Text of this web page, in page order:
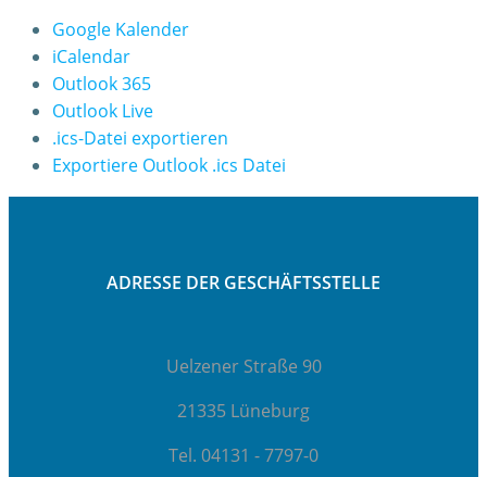
Google Kalender
iCalendar
Outlook 365
Outlook Live
.ics-Datei exportieren
Exportiere Outlook .ics Datei
ADRESSE DER GESCHÄFTSSTELLE
Uelzener Straße 90
21335 Lüneburg
Tel. 04131 - 7797-0